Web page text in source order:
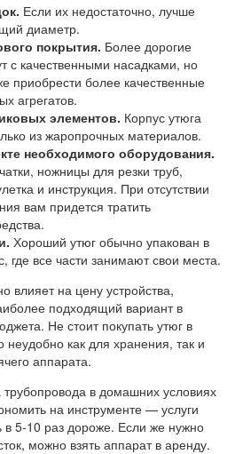
Если их недостаточно, лучше
диаметр.
покрытия. Более дорогие
с качественными насадками, но
приобрести более качественные
агрегатов.
элементов. Корпус утюга
из жаропрочных материалов.
необходимого оборудования.
ножницы для резки труб,
и инструкция. При отсутствии
вам придется тратить
Хороший утюг обычно упакован в
где все части занимают свои места.
влияет на цену устройства,
подходящий вариант в
Не стоит покупать утюг в
неудобно как для хранения, так и
аппарата.
трубопровода в домашних условиях
на инструменте — услуги
в 5-10 раз дороже. Если же нужно
можно взять аппарат в аренду.